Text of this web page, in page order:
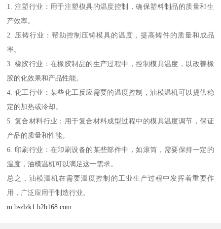
1. 注塑行业：用于注塑模具的温度控制，确保塑料制品的质量和生
产效率。
2. 压铸行业：帮助控制压铸模具的温度，提高铸件的质量和成品
率。
3. 橡胶行业：在橡胶制品的生产过程中，控制模具温度，以改善橡
胶的化效果和产品性能。
4. 化工行业：某些化工反应需要的温度控制，油模温机可以提供稳
定的加热或冷却。
5. 复合材料行业：用于复合材料成型过程中的模具温度调节，保证
产品的质量和性能。
6. 印刷行业：在印刷设备的某些部件中，如滚筒，需要保持一定的
温度，油模温机可以满足这一需求。
总之，油模温机在需要温度控制的工业生产过程中发挥着重要作
用，广泛应用于制造行业。
m.bszlzk1.b2b168.com